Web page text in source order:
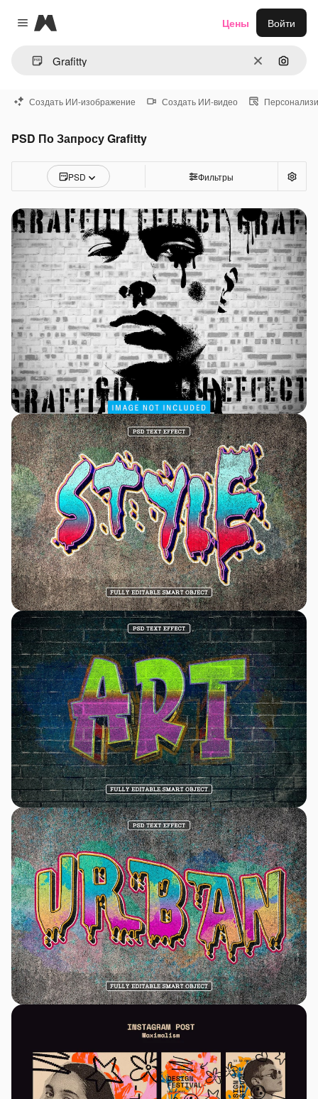
Close menu
Magnific
ОчиститьПоиск
Цены Войти
Создать ИИ-изображение Создать ИИ-видео
PSD По Запросу Grafitty
PSD Фильтры